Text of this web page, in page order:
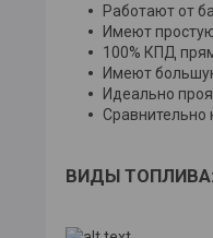
Работают от
Имеют
100% КПД
Имеют
Идеально
Сравнительно
ВИДЫ ТОПЛИВА: